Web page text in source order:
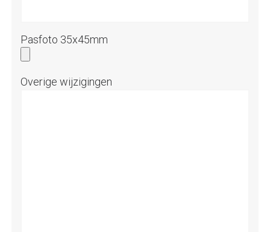
Pasfoto 35x45mm
Overige wijzigingen